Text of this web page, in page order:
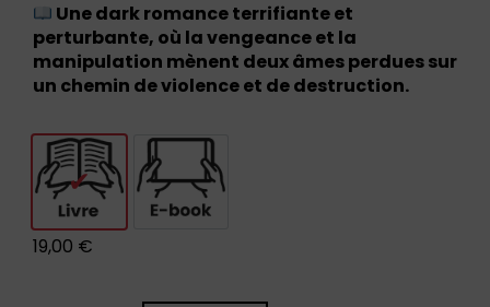
Une dark romance terrifiante et
perturbante, où la vengeance et la
manipulation mènent deux âmes perdues sur
un chemin de violence et de destruction.
Livre E-book
19,00 €